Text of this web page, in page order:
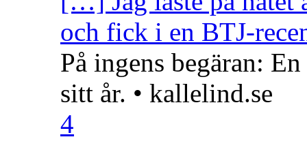
och fick i en BTJ-
På ingens begäran:
sitt år. • kallelind.se
4